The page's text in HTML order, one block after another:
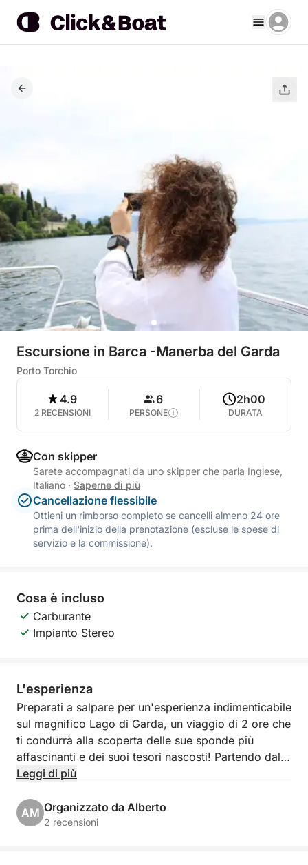
Escursione in Barca -Manerba del Garda
Porto Torchio
4.9
2 RECENSIONI
6
PERSONE
2h00
DURATA
Con skipper
Sarete accompagnati da uno skipper che parla Inglese,
Italiano · Saperne di più
Cancellazione flessibile
Ottieni un rimborso completo se cancelli almeno 24 ore
prima dell'inizio della prenotazione (escluse le spese di
servizio e la commissione).
Cosa è incluso
Carburante
Impianto Stereo
L'esperienza
Preparati a salpare per un'esperienza indimenticabile
sul magnifico Lago di Garda, un viaggio di 2 ore che
ti condurrà alla scoperta delle sue sponde più
affascinanti e dei suoi tesori nascosti! Partendo dal
pittoresco Porto Torchio a Manerba del Garda, ti
regalerà panorami mozzafiato e momenti di puro
relax.
Leggi di più
AM Organizzato da Alberto
2 recensioni